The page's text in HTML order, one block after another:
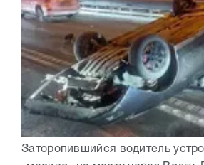
Заторопившийся водитель